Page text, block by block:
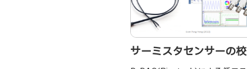
サーミスタセンサーの